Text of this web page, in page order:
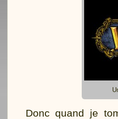
Donc quand je